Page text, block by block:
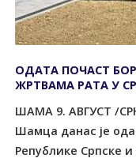
ОДАTА ПОЧАСT
ЖРTВАМА РАTА У
ШАМА 9. АВГУСT /
Шамца данас је
Републике Српске